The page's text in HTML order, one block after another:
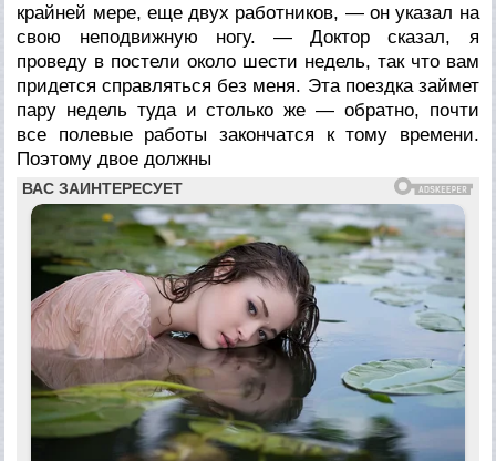
крайней мере, еще двух работников, — он указал на
свою неподвижную ногу. — Доктор сказал, я
проведу в постели около шести недель, так что вам
придется справляться без меня. Эта поездка займет
пару недель туда и столько же — обратно, почти
все полевые работы закончатся к тому времени.
Поэтому двое должны